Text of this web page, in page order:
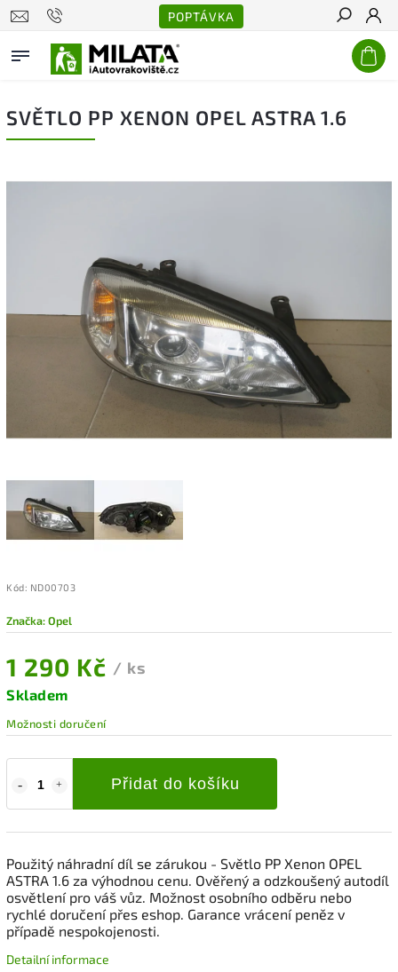
POPTÁVKA
Hledat
SVĚTLO PP XENON OPEL ASTRA 1.6
Kód: ND00703
Značka:Opel
1 290 Kč / ks
Skladem
Možnosti doručení
Přidat do košíku
Použitý náhradní díl se zárukou - Světlo PP Xenon OPEL
ASTRA 1.6 za výhodnou cenu. Ověřený a odzkoušený autodíl
osvětlení pro váš vůz. Možnost osobního odběru nebo
rychlé doručení přes eshop. Garance vrácení peněz v
případě nespokojenosti.
Detailní informace